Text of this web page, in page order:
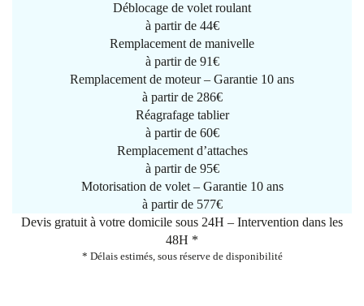
Déblocage de volet roulant
à partir de 44€
Remplacement de manivelle
à partir de 91€
Remplacement de moteur – Garantie 10 ans
à partir de 286€
Réagrafage tablier
à partir de 60€
Remplacement d’attaches
à partir de 95€
Motorisation de volet – Garantie 10 ans
à partir de 577€
Devis gratuit à votre domicile sous 24H – Intervention dans les
48H *
* Délais estimés, sous réserve de disponibilité